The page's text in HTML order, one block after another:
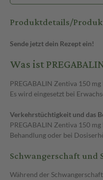
Produktdetails/
Sende jetzt dein Rezept ein!
Was ist
PREGABALIN Zentiva 150
Es wird eingesetzt bei
Verkehrstüchtigkeit und das
PREGABALIN Zentiva 150
Behandlung oder bei
Schwangerschaft und
Während der